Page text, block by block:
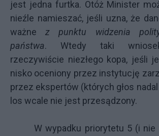
jest jedna furtka. Otóż Minister
nieźle namieszać, jeśli uzna, że
ważnez punktu widzenia
państwa. Wtedy taki
rzeczywiście niezłego kopa, jeśli
nisko oceniony przez instytucję
przez ekspertów (których głos
los wcale nie jest przesądzony.
W wypadku priorytetu 5 (i